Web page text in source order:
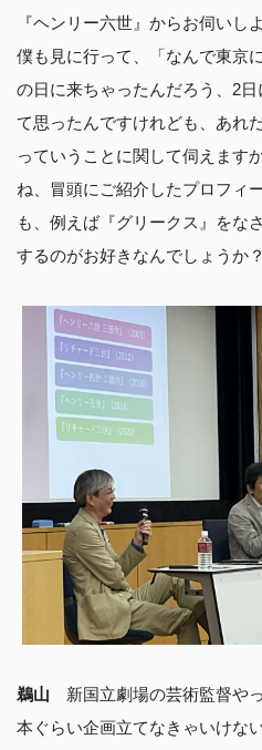
『ヘンリー六世』からお伺いし
僕も見に行って、「なんで東京
の日に来ちゃったんだろう、2
て思ったんですけれども、あれ
っていうことに関して伺えま
ね、冒頭にご紹介したプロフィ
も、例えば『グリークス』をな
するのがお好きなんでしょうか？
鵜山 新国立劇場の芸術監督や
本ぐらい企画立てなきゃいけな